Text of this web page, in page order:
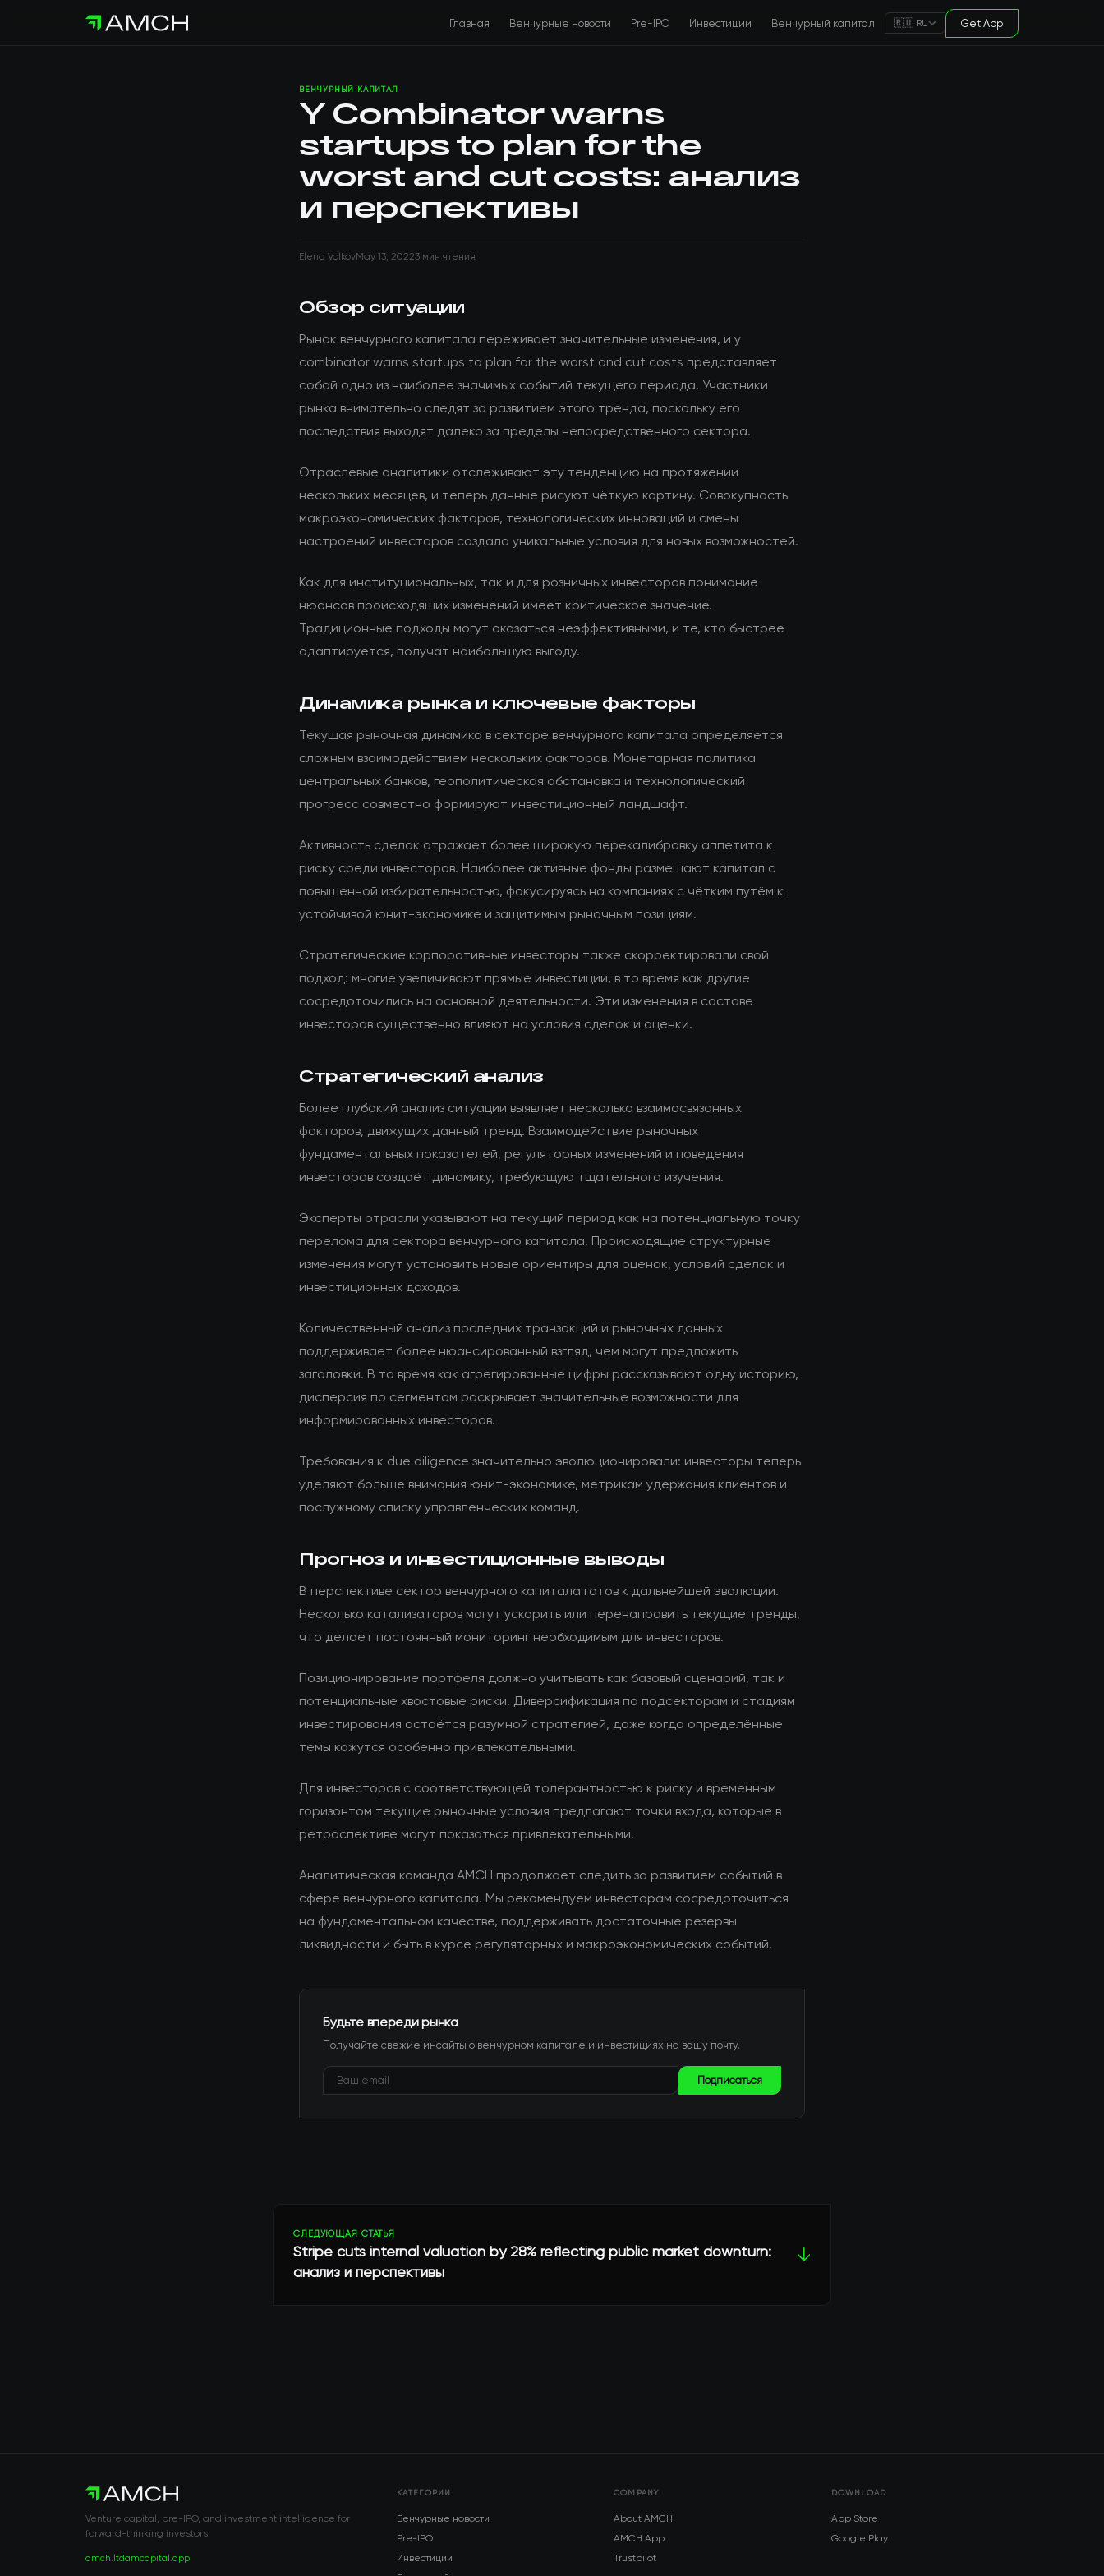
Главная Венчурные новости Pre-IPO Инвестиции Венчурный капитал 🇷🇺 RU Get App
ВЕНЧУРНЫЙ КАПИТАЛ
Y Combinator warns
startups to plan for the
worst and cut costs: анализ
и перспективы
Elena VolkovMay 13, 20223 мин чтения
Обзор ситуации
Рынок венчурного капитала переживает значительные изменения, и y
combinator warns startups to plan for the worst and cut costs представляет
собой одно из наиболее значимых событий текущего периода. Участники
рынка внимательно следят за развитием этого тренда, поскольку его
последствия выходят далеко за пределы непосредственного сектора.
Отраслевые аналитики отслеживают эту тенденцию на протяжении
нескольких месяцев, и теперь данные рисуют чёткую картину. Совокупность
макроэкономических факторов, технологических инноваций и смены
настроений инвесторов создала уникальные условия для новых возможностей.
Как для институциональных, так и для розничных инвесторов понимание
нюансов происходящих изменений имеет критическое значение.
Традиционные подходы могут оказаться неэффективными, и те, кто быстрее
адаптируется, получат наибольшую выгоду.
Динамика рынка и ключевые факторы
Текущая рыночная динамика в секторе венчурного капитала определяется
сложным взаимодействием нескольких факторов. Монетарная политика
центральных банков, геополитическая обстановка и технологический
прогресс совместно формируют инвестиционный ландшафт.
Активность сделок отражает более широкую перекалибровку аппетита к
риску среди инвесторов. Наиболее активные фонды размещают капитал с
повышенной избирательностью, фокусируясь на компаниях с чётким путём к
устойчивой юнит-экономике и защитимым рыночным позициям.
Стратегические корпоративные инвесторы также скорректировали свой
подход: многие увеличивают прямые инвестиции, в то время как другие
сосредоточились на основной деятельности. Эти изменения в составе
инвесторов существенно влияют на условия сделок и оценки.
Стратегический анализ
Более глубокий анализ ситуации выявляет несколько взаимосвязанных
факторов, движущих данный тренд. Взаимодействие рыночных
фундаментальных показателей, регуляторных изменений и поведения
инвесторов создаёт динамику, требующую тщательного изучения.
Эксперты отрасли указывают на текущий период как на потенциальную точку
перелома для сектора венчурного капитала. Происходящие структурные
изменения могут установить новые ориентиры для оценок, условий сделок и
инвестиционных доходов.
Количественный анализ последних транзакций и рыночных данных
поддерживает более нюансированный взгляд, чем могут предложить
заголовки. В то время как агрегированные цифры рассказывают одну историю,
дисперсия по сегментам раскрывает значительные возможности для
информированных инвесторов.
Требования к due diligence значительно эволюционировали: инвесторы теперь
уделяют больше внимания юнит-экономике, метрикам удержания клиентов и
послужному списку управленческих команд.
Прогноз и инвестиционные выводы
В перспективе сектор венчурного капитала готов к дальнейшей эволюции.
Несколько катализаторов могут ускорить или перенаправить текущие тренды,
что делает постоянный мониторинг необходимым для инвесторов.
Позиционирование портфеля должно учитывать как базовый сценарий, так и
потенциальные хвостовые риски. Диверсификация по подсекторам и стадиям
инвестирования остаётся разумной стратегией, даже когда определённые
темы кажутся особенно привлекательными.
Для инвесторов с соответствующей толерантностью к риску и временным
горизонтом текущие рыночные условия предлагают точки входа, которые в
ретроспективе могут показаться привлекательными.
Аналитическая команда AMCH продолжает следить за развитием событий в
сфере венчурного капитала. Мы рекомендуем инвесторам сосредоточиться
на фундаментальном качестве, поддерживать достаточные резервы
ликвидности и быть в курсе регуляторных и макроэкономических событий.
Будьте впереди рынка
Получайте свежие инсайты о венчурном капитале и инвестициях на вашу почту.
Подписаться
СЛЕДУЮЩАЯ СТАТЬЯ
Stripe cuts internal valuation by 28% reflecting public market downturn:
анализ и перспективы
↓
Venture capital, pre-IPO, and investment intelligence for
forward-thinking investors.
amch.ltdamcapital.app
КАТЕГОРИИ
Венчурные новости
Pre-IPO
Инвестиции
COMPANY
About AMCH
AMCH App
Trustpilot
DOWNLOAD
App Store
Google Play